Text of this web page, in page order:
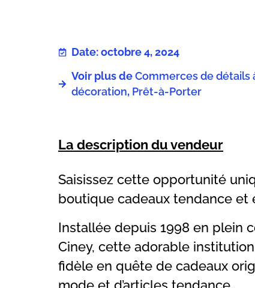
Date: octobre 4, 2024
Voir plus deCommerces de détails
décoration, Prêt-à-Porter
La description du vendeur
Saisissez cette opportunité
boutique cadeaux tendance et
Installée depuis 1998 en plein
Ciney, cette adorable
fidèle en quête de cadeaux